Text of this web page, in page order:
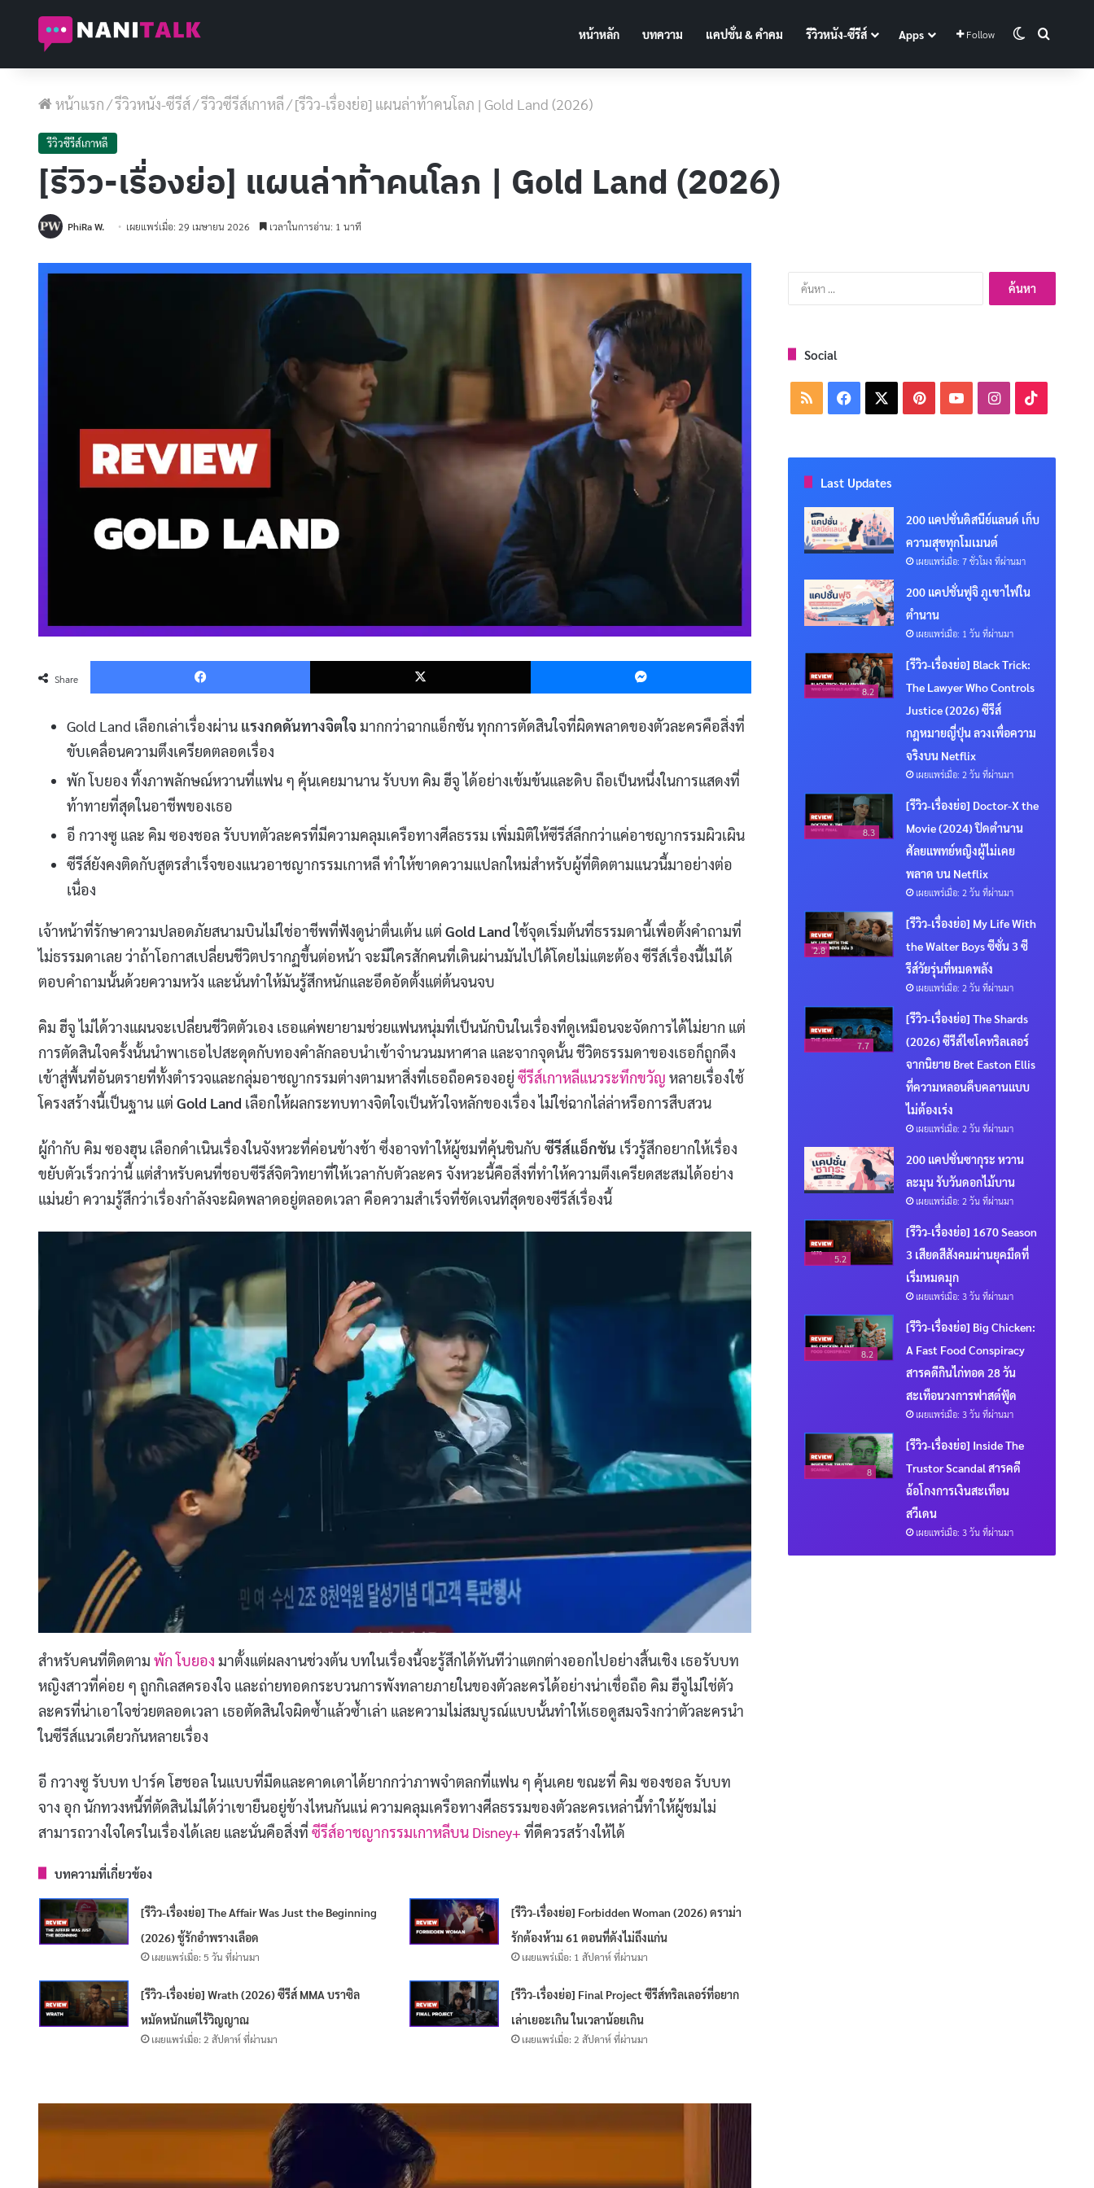
หน้าหลัก บทความ แคปชั่น & คำคม รีวิวหนัง-ซีรีส์ Apps Follow Switch skin
หน้าแรก/รีวิวหนัง-ซีรีส์/รีวิวซีรีส์เกาหลี/[รีวิว-เรื่องย่อ] แผนล่าท้าคนโลภ | Gold Land (2026)
รีวิวซีรีส์เกาหลี
[รีวิว-เรื่องย่อ] แผนล่าท้าคนโลภ | Gold Land (2026)
PhiRa W. เผยแพร่เมื่อ: 29 เมษายน 2026 เวลาในการอ่าน: 1 นาที
Share
Facebook X Messenger
Gold Land เลือกเล่าเรื่องผ่าน แรงกดดันทางจิตใจ มากกว่าฉากแอ็กชัน ทุกการตัดสินใจที่ผิดพลาดของตัวละครคือสิ่งที่
ขับเคลื่อนความตึงเครียดตลอดเรื่อง
พัก โบยอง ทิ้งภาพลักษณ์หวานที่แฟน ๆ คุ้นเคยมานาน รับบท คิม ฮีจู ได้อย่างเข้มข้นและดิบ ถือเป็นหนึ่งในการแสดงที่
ท้าทายที่สุดในอาชีพของเธอ
อี กวางซู และ คิม ซองชอล รับบทตัวละครที่มีความคลุมเครือทางศีลธรรม เพิ่มมิติให้ซีรีส์ลึกกว่าแค่อาชญากรรมผิวเผิน
ซีรีส์ยังคงติดกับสูตรสำเร็จของแนวอาชญากรรมเกาหลี ทำให้ขาดความแปลกใหม่สำหรับผู้ที่ติดตามแนวนี้มาอย่างต่อ
เนื่อง
เจ้าหน้าที่รักษาความปลอดภัยสนามบินไม่ใช่อาชีพที่ฟังดูน่าตื่นเต้น แต่ Gold Landใช้จุดเริ่มต้นที่ธรรมดานี้เพื่อตั้งคำถามที่
ไม่ธรรมดาเลย ว่าถ้าโอกาสเปลี่ยนชีวิตปรากฏขึ้นต่อหน้า จะมีใครสักคนที่เดินผ่านมันไปได้โดยไม่แตะต้อง ซีรีส์เรื่องนี้ไม่ได้
ตอบคำถามนั้นด้วยความหวัง และนั่นทำให้มันรู้สึกหนักและอึดอัดตั้งแต่ต้นจนจบ
คิม ฮีจู ไม่ได้วางแผนจะเปลี่ยนชีวิตตัวเอง เธอแค่พยายามช่วยแฟนหนุ่มที่เป็นนักบินในเรื่องที่ดูเหมือนจะจัดการได้ไม่ยาก แต่
การตัดสินใจครั้งนั้นนำพาเธอไปสะดุดกับทองคำลักลอบนำเข้าจำนวนมหาศาล และจากจุดนั้น ชีวิตธรรมดาของเธอก็ถูกดึง
เข้าสู่พื้นที่อันตรายที่ทั้งตำรวจและกลุ่มอาชญากรรมต่างตามหาสิ่งที่เธอถือครองอยู่ ซีรีส์เกาหลีแนวระทึกขวัญ หลายเรื่องใช้
โครงสร้างนี้เป็นฐาน แต่ Gold Land เลือกให้ผลกระทบทางจิตใจเป็นหัวใจหลักของเรื่อง ไม่ใช่ฉากไล่ล่าหรือการสืบสวน
ผู้กำกับ คิม ซองฮุน เลือกดำเนินเรื่องในจังหวะที่ค่อนข้างช้า ซึ่งอาจทำให้ผู้ชมที่คุ้นชินกับ ซีรีส์แอ็กชัน เร็วรู้สึกอยากให้เรื่อง
ขยับตัวเร็วกว่านี้ แต่สำหรับคนที่ชอบซีรีส์จิตวิทยาที่ให้เวลากับตัวละคร จังหวะนี้คือสิ่งที่ทำให้ความตึงเครียดสะสมได้อย่าง
แม่นยำ ความรู้สึกว่าเรื่องกำลังจะผิดพลาดอยู่ตลอดเวลา คือความสำเร็จที่ชัดเจนที่สุดของซีรีส์เรื่องนี้
สำหรับคนที่ติดตาม พัก โบยอง มาตั้งแต่ผลงานช่วงต้น บทในเรื่องนี้จะรู้สึกได้ทันทีว่าแตกต่างออกไปอย่างสิ้นเชิง เธอรับบท
หญิงสาวที่ค่อย ๆ ถูกกิเลสครองใจ และถ่ายทอดกระบวนการพังทลายภายในของตัวละครได้อย่างน่าเชื่อถือ คิม ฮีจูไม่ใช่ตัว
ละครที่น่าเอาใจช่วยตลอดเวลา เธอตัดสินใจผิดซ้ำแล้วซ้ำเล่า และความไม่สมบูรณ์แบบนั้นทำให้เธอดูสมจริงกว่าตัวละครนำ
ในซีรีส์แนวเดียวกันหลายเรื่อง
อี กวางซู รับบท ปาร์ค โฮชอล ในแบบที่มืดและคาดเดาได้ยากกว่าภาพจำตลกที่แฟน ๆ คุ้นเคย ขณะที่ คิม ซองชอล รับบท
จาง อุก นักทวงหนี้ที่ตัดสินไม่ได้ว่าเขายืนอยู่ข้างไหนกันแน่ ความคลุมเครือทางศีลธรรมของตัวละครเหล่านี้ทำให้ผู้ชมไม่
สามารถวางใจใครในเรื่องได้เลย และนั่นคือสิ่งที่ ซีรีส์อาชญากรรมเกาหลีบน Disney+ ที่ดีควรสร้างให้ได้
บทความที่เกี่ยวข้อง
[รีวิว-เรื่องย่อ] The Affair Was Just the Beginning
(2026) ชู้รักอำพรางเลือด
เผยแพร่เมื่อ: 5 วัน ที่ผ่านมา
[รีวิว-เรื่องย่อ] Forbidden Woman (2026) ดราม่า
รักต้องห้าม 61 ตอนที่ดังไม่ถึงแก่น
เผยแพร่เมื่อ: 1 สัปดาห์ ที่ผ่านมา
[รีวิว-เรื่องย่อ] Wrath (2026) ซีรีส์ MMA บราซิล
หมัดหนักแต่ไร้วิญญาณ
เผยแพร่เมื่อ: 2 สัปดาห์ ที่ผ่านมา
[รีวิว-เรื่องย่อ] Final Project ซีรีส์ทริลเลอร์ที่อยาก
เล่าเยอะเกิน ในเวลาน้อยเกิน
เผยแพร่เมื่อ: 2 สัปดาห์ ที่ผ่านมา
ค้นหา
สำหรับ:
Social
RSS Facebook PinterestYouTubeInstagram
Last Updates
200 แคปชั่นดิสนีย์แลนด์ เก็บ
ความสุขทุกโมเมนต์
เผยแพร่เมื่อ: 7 ชั่วโมง ที่ผ่านมา
200 แคปชั่นฟูจิ ภูเขาไฟใน
ตำนาน
เผยแพร่เมื่อ: 1 วัน ที่ผ่านมา
8.2
[รีวิว-เรื่องย่อ] Black Trick:
The Lawyer Who Controls
Justice (2026) ซีรีส์
กฎหมายญี่ปุ่น ลวงเพื่อความ
จริงบน Netflix
เผยแพร่เมื่อ: 2 วัน ที่ผ่านมา
8.3
[รีวิว-เรื่องย่อ] Doctor-X the
Movie (2024) ปิดตำนาน
ศัลยแพทย์หญิงผู้ไม่เคย
พลาด บน Netflix
เผยแพร่เมื่อ: 2 วัน ที่ผ่านมา
2.8
[รีวิว-เรื่องย่อ] My Life With
the Walter Boys ซีซั่น 3 ซี
รีส์วัยรุ่นที่หมดพลัง
เผยแพร่เมื่อ: 2 วัน ที่ผ่านมา
7.7
[รีวิว-เรื่องย่อ] The Shards
(2026) ซีรีส์ไซโคทริลเลอร์
จากนิยาย Bret Easton Ellis
ที่ความหลอนคืบคลานแบบ
ไม่ต้องเร่ง
เผยแพร่เมื่อ: 2 วัน ที่ผ่านมา
200 แคปชั่นซากุระ หวาน
ละมุน รับวันดอกไม้บาน
เผยแพร่เมื่อ: 2 วัน ที่ผ่านมา
5.2
[รีวิว-เรื่องย่อ] 1670 Season
3 เสียดสีสังคมผ่านยุคมืดที่
เริ่มหมดมุก
เผยแพร่เมื่อ: 3 วัน ที่ผ่านมา
8.2
[รีวิว-เรื่องย่อ] Big Chicken:
A Fast Food Conspiracy
สารคดีกินไก่ทอด 28 วัน
สะเทือนวงการฟาสต์ฟู้ด
เผยแพร่เมื่อ: 3 วัน ที่ผ่านมา
8
[รีวิว-เรื่องย่อ] Inside The
Trustor Scandal สารคดี
ฉ้อโกงการเงินสะเทือน
สวีเดน
เผยแพร่เมื่อ: 3 วัน ที่ผ่านมา